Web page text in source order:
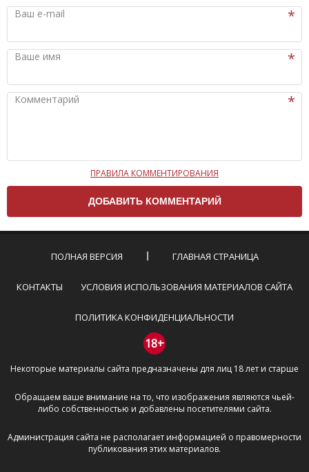
Ваш e-mail
Ваше имя
Комментарий
Чтобы ваш комментарий был опубликован на сайте,
вам нужно придерживаться следующих правил:
Комментарий не может быть слишком
эмоциональных высказываний.
Не стоит отклоняться от предмета обсуждения.
Пожалуйста, не используйте в комментарие
призывы к насилию и высказывания,
направленные на разжигание расовой,
межнациональной и религиозной розни —
пожалейте наших модераторов, они кстати
очень славные ребята, поверьте.
буквами.
Не копируйте рецензии с других сайтов, нам
важно именно ваше мнение.
Не размещайте рекламу!
ПРАВИЛА КОММЕНТИРОВАНИЯ
ПОЛНАЯ ВЕРСИЯ ГЛАВНАЯ СТРАНИЦА
КОНТАКТЫ УСЛОВИЯ ИСПОЛЬЗОВАНИЯ МАТЕРИАЛОВ САЙТА
ПОЛИТИКА КОНФИДЕНЦИАЛЬНОСТИ
18+
Некоторые материалы сайта предназначены для лиц 18 лет и старше
Обращаем ваше внимание на то, что изображения являются чьей-
либо собственностью и добавлены посетителями сайта.
Администрация сайта не располагает информацией о правомерности
публикования этих материалов.